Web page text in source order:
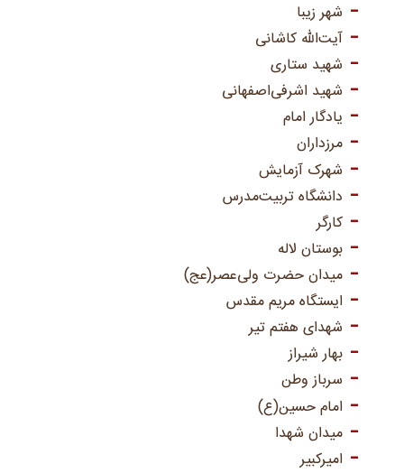
شهر زیبا
آیت‌الله کاشانی
شهید ستاری
شهید اشرفی‌اصفهانی
یادگار امام
مرزداران
شهرک آزمایش
دانشگاه تربیت‌مدرس
کارگر
بوستان لاله
میدان حضرت ولی‌عصر(عج)
ایستگاه مریم مقدس
شهدای هفتم تیر
بهار شیراز
سرباز وطن
امام حسین(ع)
میدان شهدا
امیرکبیر